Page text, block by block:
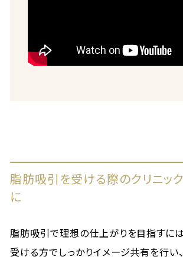
脂肪吸引を受ける際のクリニッ
に
脂肪吸引で理想の仕上がりを目指すに
受ける方でしっかりイメージ共有を行い